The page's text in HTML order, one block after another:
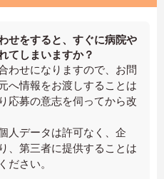
せをすると、すぐに病院や
てしまいますか？
わせになりますので、お問
へ情報をお渡しすることは
応募の意志を伺ってから改
人データは許可なく、企
、第三者に提供することは
ださい。